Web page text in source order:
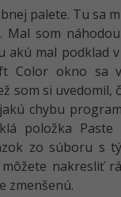
palete. Tu sa
Mal som
akú mal podklad
Color okno sa
som si uvedomil,
chybu
položka
zo súboru s
môžete nakresliť
zmenšenú.